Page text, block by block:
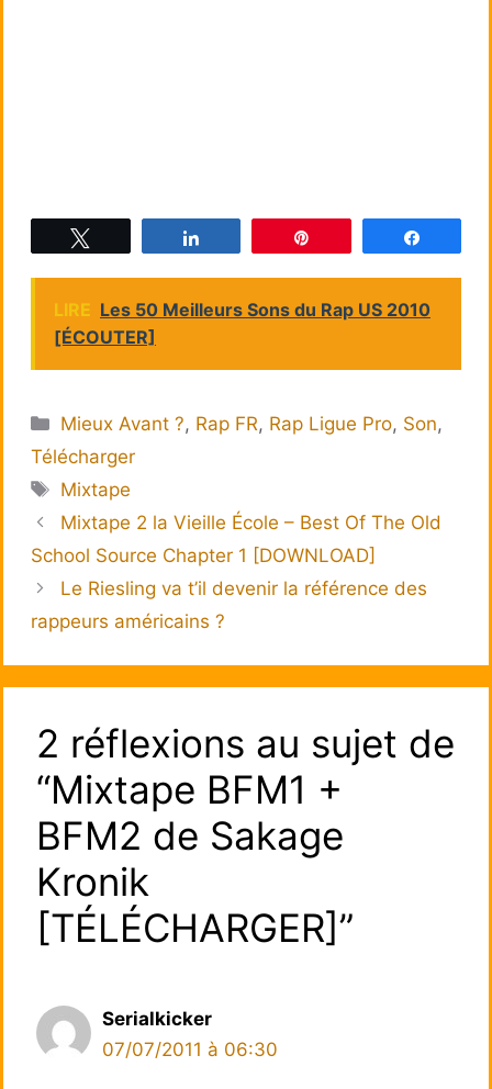
LIRE Les 50 Meilleurs Sons du Rap US 2010
[ÉCOUTER]
Catégories
Mieux Avant ?, Rap FR, Rap Ligue Pro, Son,
Télécharger
Étiquettes
Mixtape
Mixtape 2 la Vieille École – Best Of The Old
School Source Chapter 1 [DOWNLOAD]
Le Riesling va t’il devenir la référence des
rappeurs américains ?
2 réflexions au sujet de
“Mixtape BFM1 +
BFM2 de Sakage
Kronik
[TÉLÉCHARGER]”
Serialkicker
07/07/2011 à 06:30